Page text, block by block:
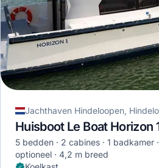
Jachthaven Hindeloopen,
Huisboot Le Boat Horizon
5 bedden 2 cabines 1 badkamer
optioneel
4,2 m breed